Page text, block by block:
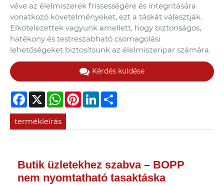
véve az élelmiszerek frissességére és integritására
vonatkozó követelményeket, ezt a táskát választják.
Elkötelezettek vagyunk amellett, hogy biztonságos,
hatékony és testreszabható csomagolási
lehetőségeket biztosítsunk az élelmiszeripar számára.
Kérdés küldése
Facebook
X WhatsApp
PinterestLinkedIn
termékleírás
Butik üzletekhez szabva – BOPP
nem nyomtatható tasaktáska